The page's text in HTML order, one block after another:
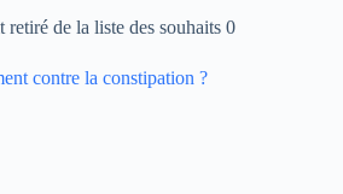
de la liste des souhaits 0
contre la constipation ?